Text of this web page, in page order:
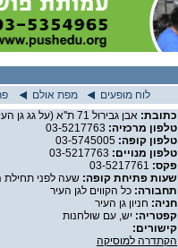
מפת אולם
לוח מופעים
כתובת: אבן גבירול 71 ת''א (על גג גן העיר)
טלפון מרכזיה: 03-5217763
טלפון קופה: 03-5745005
טלפון מנויים: 03-5217763
פקס: 03-5217761
שעות פתיחת קופה: שעה לפני תחילת
תחבורה: כל הקווים לגן העיר
חניה: חניון גן העיר
קפטריה: יש, עם שולחנות
קישורים:
הקתדרה למוסיקה